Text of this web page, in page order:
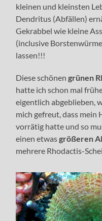
kleinen und kleinsten
Dendritus (Abfällen)
Gekrabbel wie kleine
(inclusive
lassen!!!
Diese schönengrünen
hatte ich schon mal
eigentlich abgeblieben,
mich gefreut, dass mein
vorrätig hatte und so
einen etwasgrößeren
mehrere Rhodactis-